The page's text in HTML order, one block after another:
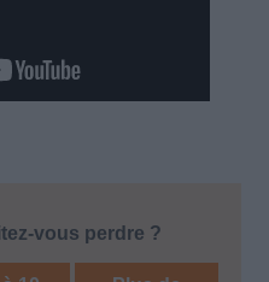
vous perdre ?